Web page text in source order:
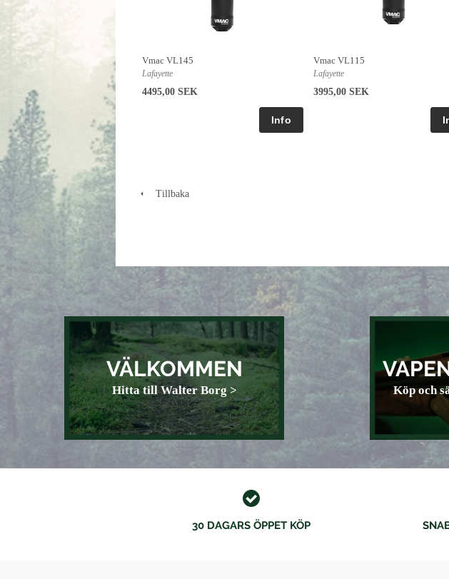
Vmac VL145
Lafayette
4495,00 SEK
Vmac VL115
Lafayette
3995,00 SEK
Tillbaka
VÄLKOMMEN
Hitta till Walter Borg > Köp och
30 DAGARS ÖPPET KÖP